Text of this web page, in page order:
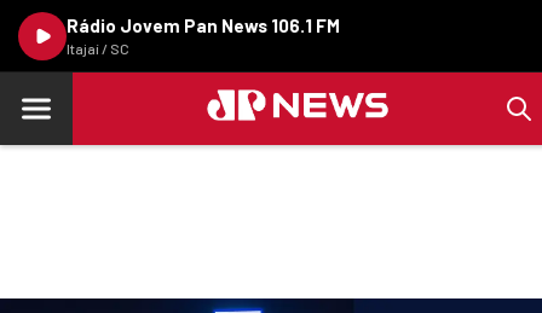
Rádio Jovem Pan News 106.1 FM
Itajaí / SC